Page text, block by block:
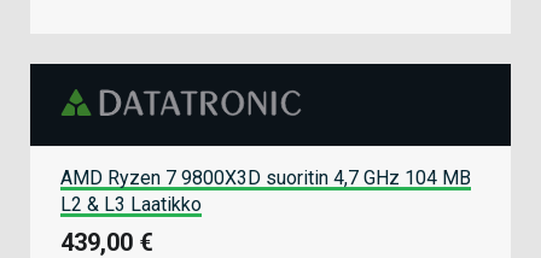
AMD Ryzen 7 9800X3D suoritin 4,7 GHz 104 MB
L2 & L3 Laatikko
439,00 €